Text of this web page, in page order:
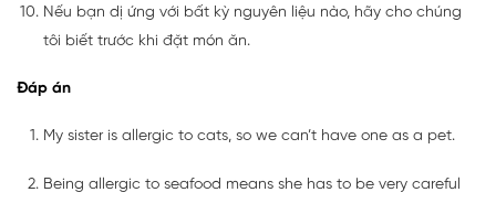
Nếu bạn dị ứng với bất kỳ nguyên liệu nào, hãy cho chúng
tôi biết trước khi đặt món ăn.
Đáp án
My sister is allergic to cats, so we can’t have one as a pet.
Being allergic to seafood means she has to be very careful